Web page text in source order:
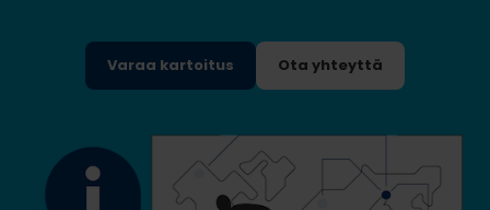
Varaa kartoitus Ota yhteyttä